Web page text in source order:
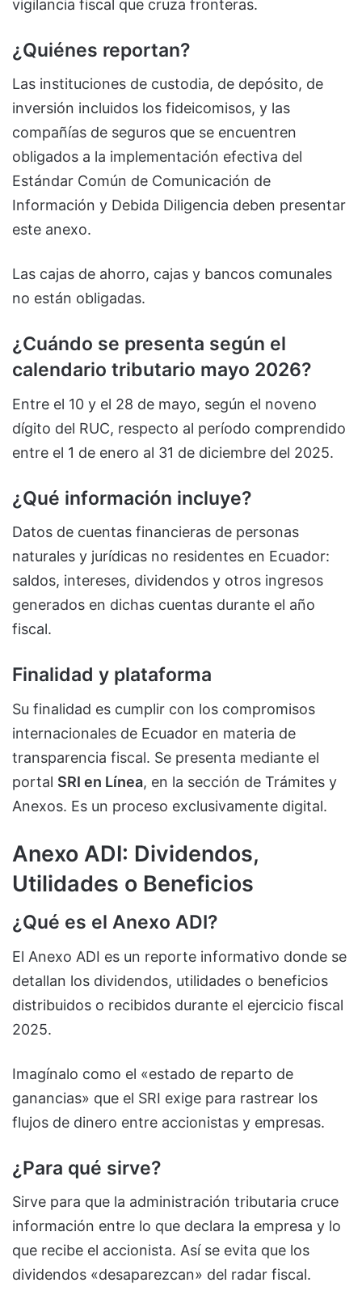
vigilancia fiscal que cruza fronteras.
¿Quiénes reportan?
Las instituciones de custodia, de depósito, de
inversión incluidos los fideicomisos, y las
compañías de seguros que se encuentren
obligados a la implementación efectiva del
Estándar Común de Comunicación de
Información y Debida Diligencia deben presentar
este anexo.
Las cajas de ahorro, cajas y bancos comunales
no están obligadas.
¿Cuándo se presenta según el
calendario tributario mayo 2026?
Entre el 10 y el 28 de mayo, según el noveno
dígito del RUC, respecto al período comprendido
entre el 1 de enero al 31 de diciembre del 2025.
¿Qué información incluye?
Datos de cuentas financieras de personas
naturales y jurídicas no residentes en Ecuador:
saldos, intereses, dividendos y otros ingresos
generados en dichas cuentas durante el año
fiscal.
Finalidad y plataforma
Su finalidad es cumplir con los compromisos
internacionales de Ecuador en materia de
transparencia fiscal. Se presenta mediante el
portal SRI en Línea, en la sección de Trámites y
Anexos. Es un proceso exclusivamente digital.
Anexo ADI: Dividendos,
Utilidades o Beneficios
¿Qué es el Anexo ADI?
El Anexo ADI es un reporte informativo donde se
detallan los dividendos, utilidades o beneficios
distribuidos o recibidos durante el ejercicio fiscal
2025.
Imagínalo como el «estado de reparto de
ganancias» que el SRI exige para rastrear los
flujos de dinero entre accionistas y empresas.
¿Para qué sirve?
Sirve para que la administración tributaria cruce
información entre lo que declara la empresa y lo
que recibe el accionista. Así se evita que los
dividendos «desaparezcan» del radar fiscal.